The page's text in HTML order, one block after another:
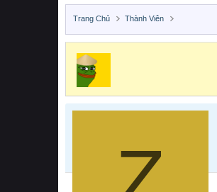
Trang Chủ Thành Viên